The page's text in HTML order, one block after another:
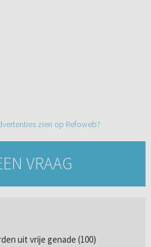
zien op Refoweb?
VRAAG
uit vrije genade (100)